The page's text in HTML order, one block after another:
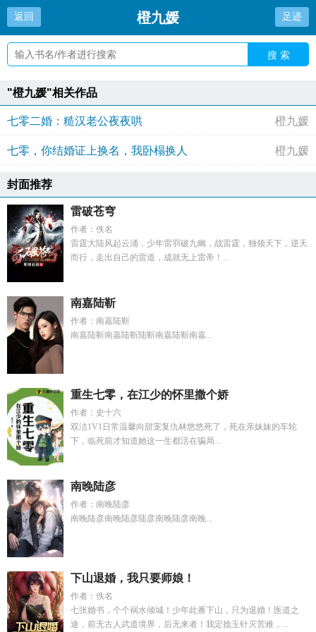
返回 橙九媛 足迹
搜 索
"橙九媛"相关作品
七零二婚：糙汉老公夜夜哄 橙九媛
七零，你结婚证上换名，我卧榻换人 橙九媛
封面推荐
雷破苍穹
作者：佚名
雷霆大陆风起云涌，少年雷羽破九幽，战雷霆，独领天下，逆天
而行，走出自己的雷道，成就无上雷帝！...
南嘉陆靳
作者：南嘉陆靳
南嘉陆靳南嘉陆靳陆靳南嘉陆靳南嘉...
重生七零，在江少的怀里撒个娇
作者：史十六
双洁1V1日常温馨向甜宠复仇林悠悠死了，死在亲妹妹的车轮
下，临死前才知道她这一生都活在骗局...
南晚陆彦
作者：南晚陆彦
南晚陆彦南晚陆彦陆彦南晚陆彦南晚...
下山退婚，我只要师娘！
作者：佚名
七张婚书，个个祸水倾城！少年此番下山，只为退婚！医道之
途，前无古人武道境界，后无来者！我定捻玉针灭苦难，...